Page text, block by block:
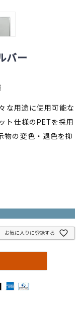
バー
な用途に使用可能な
ト仕様のPETを採用
物の変色・退色を抑
お気に入りに登録する